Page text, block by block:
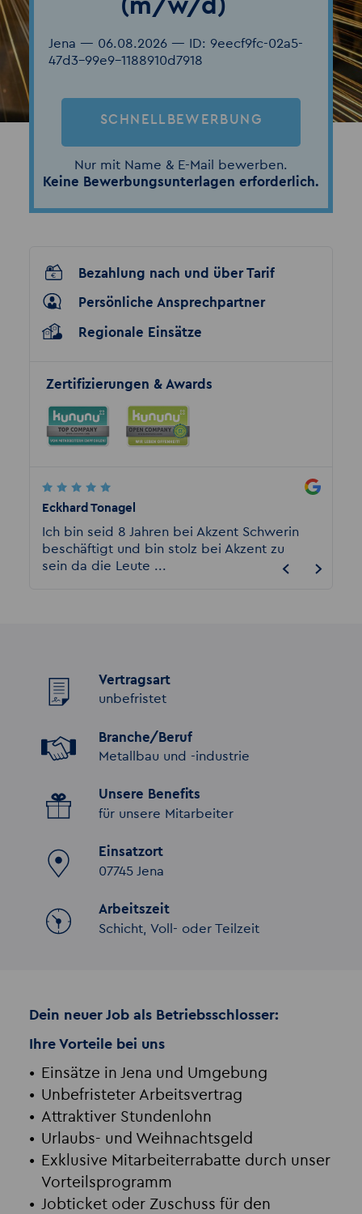
(m/w/d)
Jena — 06.08.2026 — ID: 9eecf9fc-02a5-
47d3-99e9-1188910d7918
SCHNELLBEWERBUNG
Nur mit Name & E-Mail bewerben.
Keine Bewerbungsunterlagen erforderlich.
Bezahlung nach und über Tarif
Persönliche Ansprechpartner
Regionale Einsätze
Zertifizierungen & Awards
Eckhard Tonagel
Ich bin seid 8 Jahren bei Akzent Schwerin
beschäftigt und bin stolz bei Akzent zu
sein da die Leute ...
Vertragsart
unbefristet
Branche/Beruf
Metallbau und -industrie
Unsere Benefits
für unsere Mitarbeiter
Einsatzort
07745 Jena
Arbeitszeit
Schicht, Voll- oder Teilzeit
Dein neuer Job als Betriebsschlosser:
Ihre Vorteile bei uns
Einsätze in Jena und Umgebung
Unbefristeter Arbeitsvertrag
Attraktiver Stundenlohn
Urlaubs- und Weihnachtsgeld
Exklusive Mitarbeiterrabatte durch unser
Vorteilsprogramm
Jobticket oder Zuschuss für den